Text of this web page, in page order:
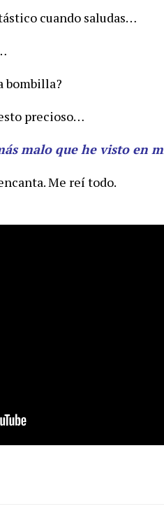
cuando saludas…
bombilla?
precioso…
malo que he visto en
Me reí todo.